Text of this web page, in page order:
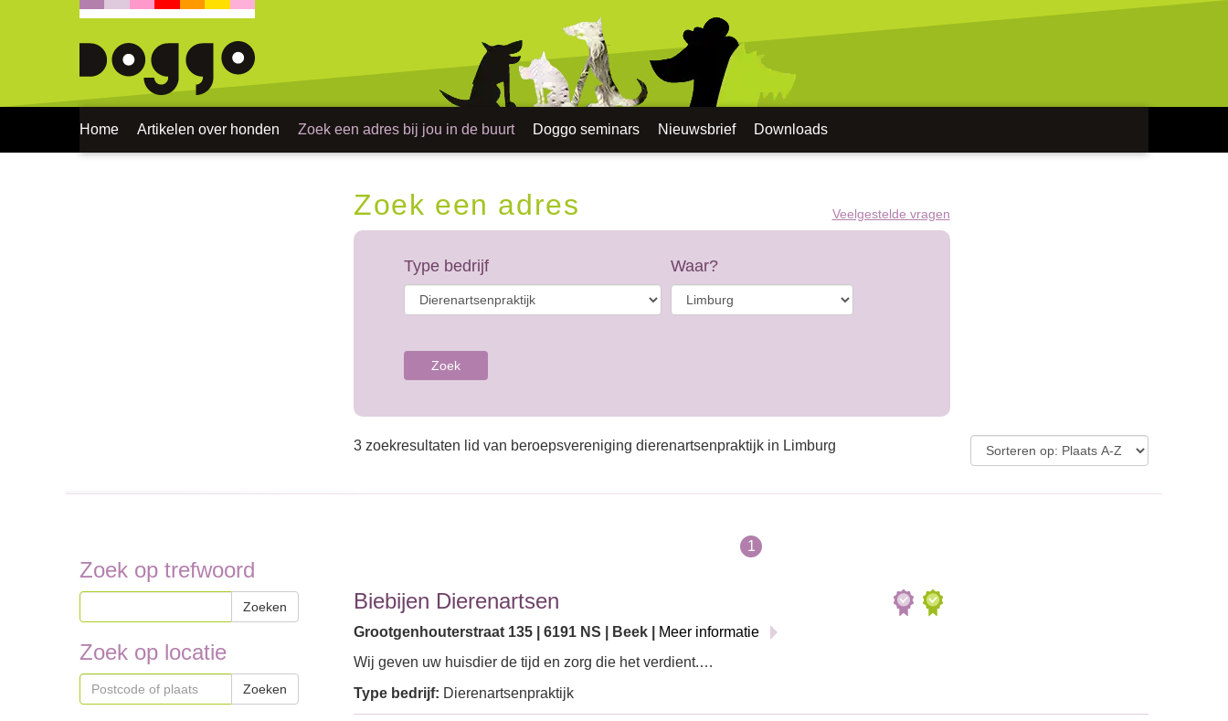
Home Artikelen over honden Zoek een adres bij jou in de buurt Doggo seminars Nieuwsbrief Downloads
Zoek een adres Veelgestelde vragen
Type bedrijf Waar?
Zoek
3 zoekresultaten lid van beroepsvereniging dierenartsenpraktijk in Limburg
Zoek op trefwoord
Zoeken
Zoek op locatie
Zoeken
1
Biebijen Dierenartsen
Grootgenhouterstraat 135 | 6191 NS | Beek |
Meer informatie
Wij geven uw huisdier de tijd en zorg die het verdient.…
Type bedrijf: Dierenartsenpraktijk